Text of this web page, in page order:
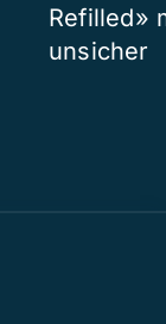
Refilled»
unsicher